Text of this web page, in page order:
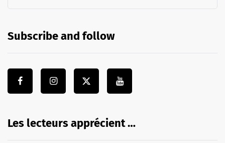
Subscribe and follow
Les lecteurs apprécient …